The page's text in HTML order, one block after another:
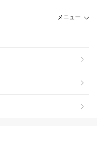
メニュー